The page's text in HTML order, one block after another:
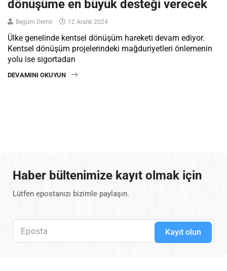
dönüşüme en büyük desteği verecek
Begüm Demir 12 Aralık 2024
Ülke genelinde kentsel dönüşüm hareketi devam ediyor.
Kentsel dönüşüm projelerindeki mağduriyetleri önlemenin
yolu ise sigortadan
DEVAMINI OKUYUN
Haber bültenimize kayıt olmak için
Lütfen epostanızı bizimle paylaşın.
Kayıt olun